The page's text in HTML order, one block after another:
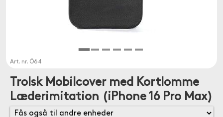
Art. nr. Ö64
Trolsk Mobilcover med Kortlomme
Læderimitation (iPhone 16 Pro Max)